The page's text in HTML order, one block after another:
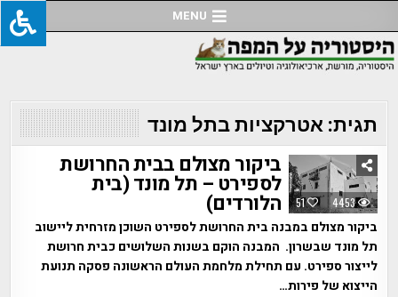
to
content
MENU
תגית:אטרקציות בתל מונד
51 4453
ביקור מצולם בבית החרושת
לספירט – תל מונד (בית
הלורדים)
ביקור מצולם במבנה בית החרושת לספירט השוכן מזרחית ליישוב
תל מונד שבשרון. המבנה הוקם בשנות השלושים כבית חרושת
לייצור ספירט. עם תחילת מלחמת העולם הראשונה פסקה תנועת
הייצוא של פירות…